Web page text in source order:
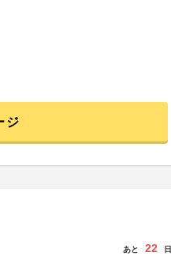
ジ
あと 22 日